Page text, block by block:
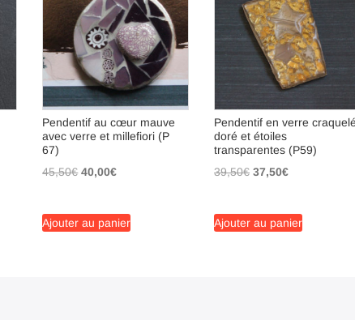
Pendentif au cœur mauve
avec verre et millefiori (P
67)
45,50€ Le
était :
40,00€Le
est :
Ajouter au panier
Pendentif en verre
doré et étoiles
transparentes (P59)
39,50€ Le
était :
37,50€Le
est :
Ajouter au panier